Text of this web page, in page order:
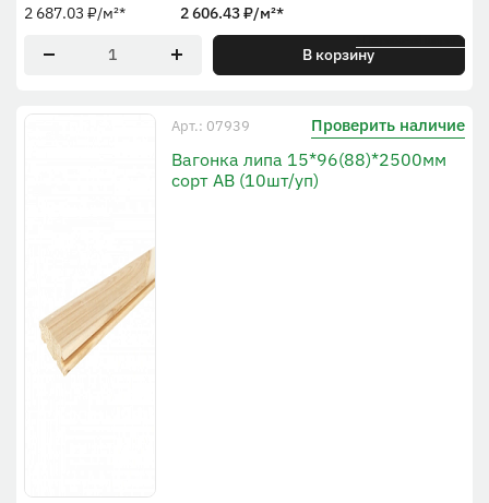
2 687.03 ₽/м²* 2 606.43₽/м²*
* По рабочей ширине
В корзину
Арт.: 07939 Проверить наличие
Вагонка липа 15*96(88)*2500мм
сорт АВ (10шт/уп)